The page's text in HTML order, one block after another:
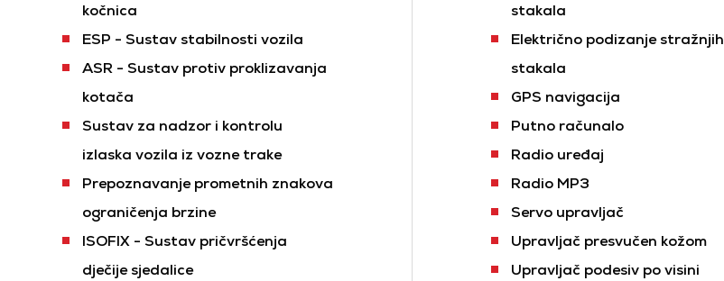
kočnica
ESP - Sustav stabilnosti vozila
ASR - Sustav protiv proklizavanja
kotača
Sustav za nadzor i kontrolu
izlaska vozila iz vozne trake
Prepoznavanje prometnih znakova
ograničenja brzine
ISOFIX - Sustav pričvršćenja
dječije sjedalice
stakala
Električno podizanje stražnjih
stakala
GPS navigacija
Putno računalo
Radio uređaj
Radio MP3
Servo upravljač
Upravljač presvučen kožom
Upravljač podesiv po visini